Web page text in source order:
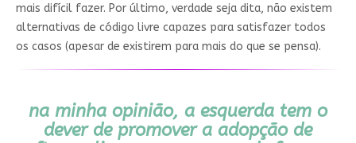
mais difícil fazer. Por último, verdade seja dita, não existem
alternativas de código livre capazes para satisfazer todos
os casos (apesar de existirem para mais do que se pensa).
na minha opinião, a esquerda tem o
dever de promover a adopção de